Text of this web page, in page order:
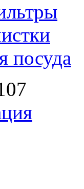
посуда